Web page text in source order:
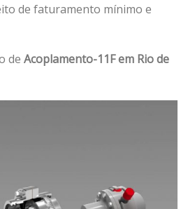
de faturamento mínimo e
de Acoplamento-11F em Rio de